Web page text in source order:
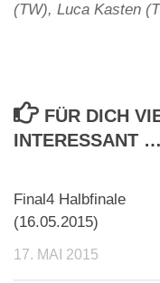
(TW), Luca Kasten
FÜR DICH
INTERESSANT …
Final4 Halbfinale
(16.05.2015)
17. MAI 2015